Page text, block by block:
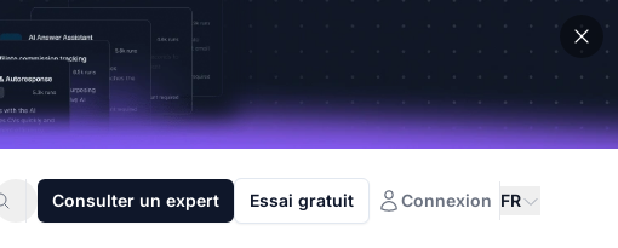
Consulter un expert Essai gratuit Connexion FR